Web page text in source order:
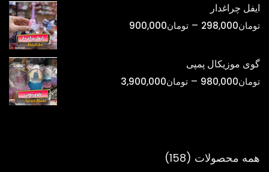
تومان750,000
ایفل چراغدار
تومان298,000
– تومان900,000
تومان900,000
گوی موزیکال پمپی
تومان980,000
– تومان3,900,000
همه محصولات
158
158